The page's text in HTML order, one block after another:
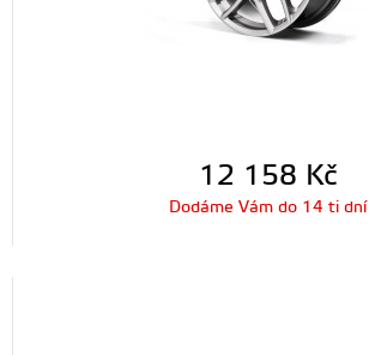
12 158 Kč
Dodáme Vám do 14 ti dní